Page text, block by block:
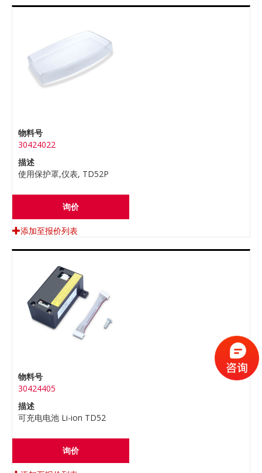
物料号
30424022
描述
使用保护罩,仪表, TD52P
询价
添加至报价列表
物料号
30424405
描述
可充电电池 Li-ion TD52
询价